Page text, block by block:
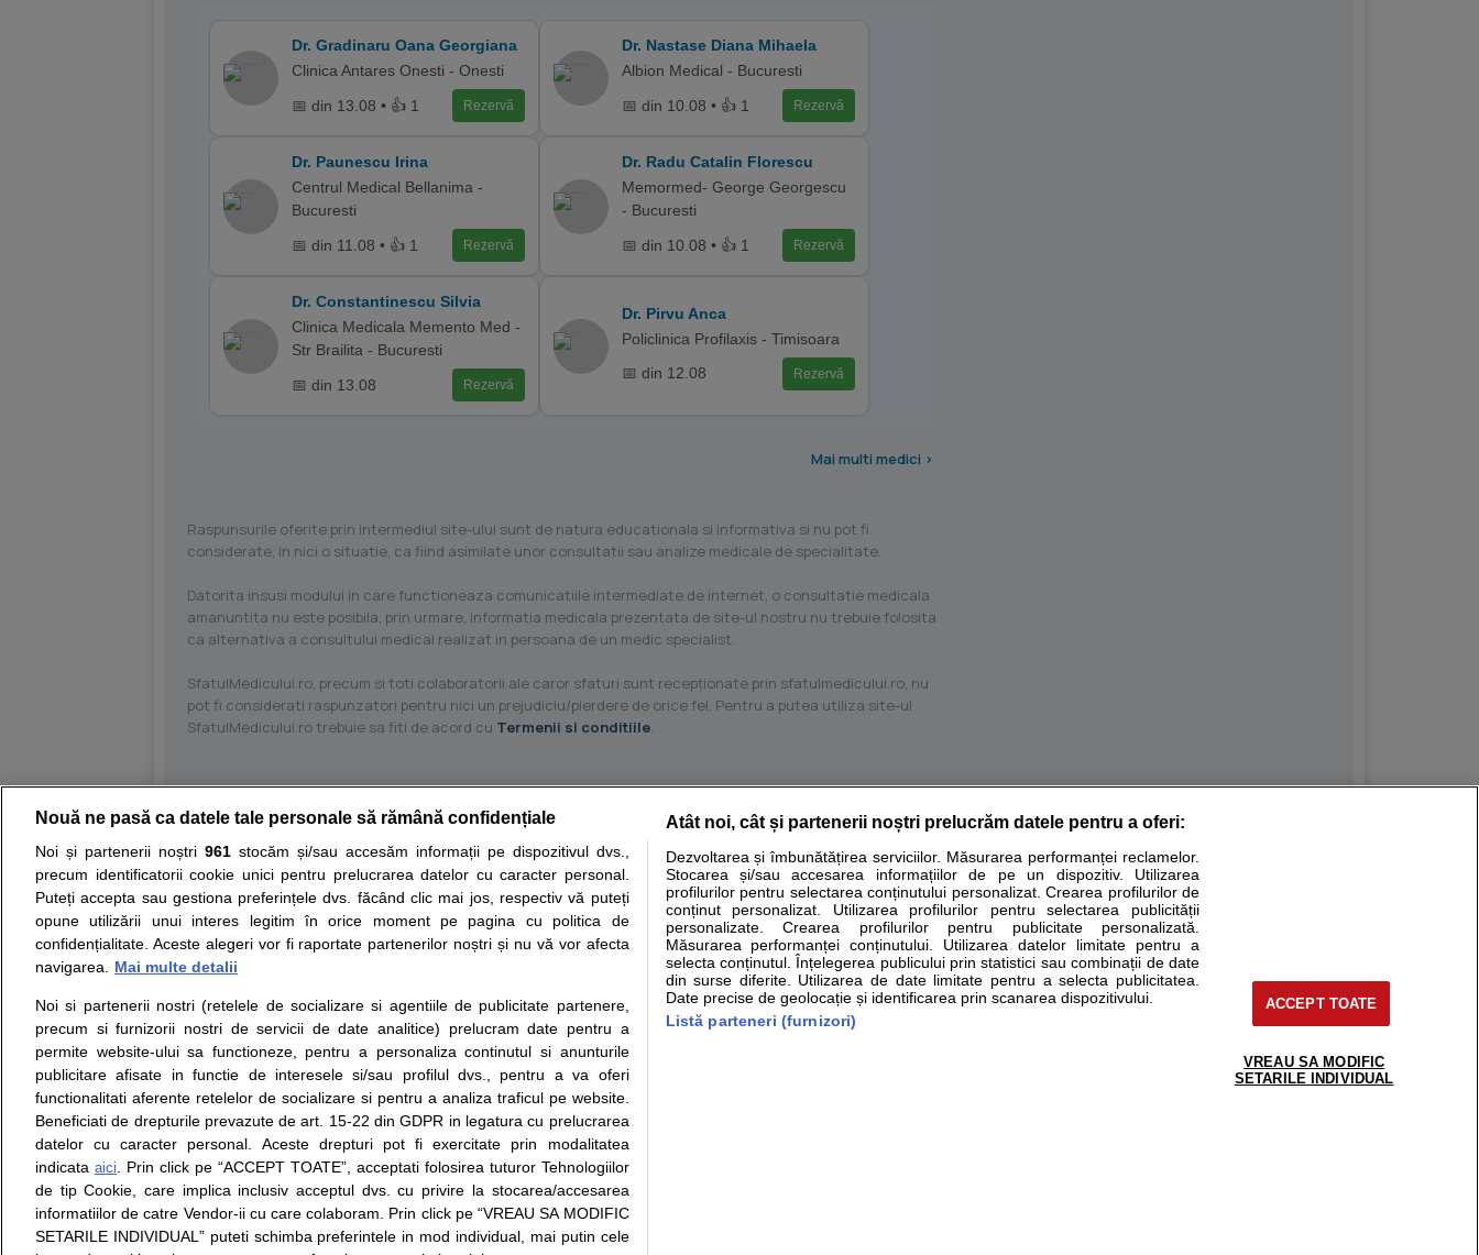
Dr. Gradinaru Oana Georgiana
Clinica Antares Onesti - Onesti
📅 din 13.08 • 👍 1
Rezervă
Dr. Nastase Diana Mihaela
Albion Medical - Bucuresti
📅 din 10.08 • 👍 1
Rezervă
Dr. Paunescu Irina
Centrul Medical Bellanima -
Bucuresti
📅 din 11.08 • 👍 1
Rezervă
Dr. Radu Catalin Florescu
Memormed- George Georgescu
- Bucuresti
📅 din 10.08 • 👍 1
Rezervă
Dr. Constantinescu Silvia
Clinica Medicala Memento Med -
Str Brailita - Bucuresti
📅 din 13.08
Rezervă
Dr. Pirvu Anca
Policlinica Profilaxis - Timisoara
📅 din 12.08
Rezervă
Mai multi medici >
Raspunsurile oferite prin intermediul site-ului sunt de natura educationala si informativa si nu pot fi
considerate, in nici o situatie, ca fiind asimilate unor consultatii sau analize medicale de specialitate.
Datorita insusi modului in care functioneaza comunicatiile intermediate de internet, o consultatie medicala
amanuntita nu este posibila, prin urmare, informatia medicala prezentata de site-ul nostru nu trebuie folosita
ca alternativa a consultului medical realizat in persoana de un medic specialist.
SfatulMedicului.ro, precum si toti colaboratorii ale caror sfaturi sunt recepţionate prin sfatulmedicului.ro, nu
pot fi considerati raspunzatori pentru nici un prejudiciu/pierdere de orice fel. Pentru a putea utiliza site-ul
SfatulMedicului.ro trebuie sa fiti de acord cu Termenii si conditiile.
Resurse: Autoevaluare simptome Interpretare analize Specialitati medicale
Opiniile avizate ale medicilor, sfaturile si orice alte informatii despre sanatate disponibile pe sfatulmedicului.ro au scop informativ si educational. Ele nu pot substitui consultul medical direct si
nici diagnosticul stabilit in urma investigatiilor si analizelor medicale. Va sfatuim, ca pe langa informatia primita pe sfatulmedicului.ro sa consultati fie medicul Dvs., fie unul dintre medicii pe care
ii punem la dispozitie pentru programare in sistemul de programari la medic Clickmed.
Despre noi
Contact
Intrebari frecvente
Consultanti
medicali
Termeni si conditii
Politica de
confidentialitate
Politica de cookie
Modifica Setarile Cookie
Drepturile consumatorului
Protectia consumatorilor -
ANPC
Solutionarea Alternativa a
Litigiilor
Info consumator: 0800.080.999
Formulare europene - CNAS
Ministerul Sanatatii - ANMDM
Parteneri
Inscriere clinica
Pentru pacient
support@sfatulmedicului.ro
0374 109 268
© Copyright © 2005 - 2026
Nouă ne pasă ca datele tale personale să rămână confidențiale
Noi și partenerii noștri 961stocăm și/sau accesăm informații pe dispozitivul dvs.,
precum identificatorii cookie unici pentru prelucrarea datelor cu caracter personal.
Puteți accepta sau gestiona preferințele dvs. făcând clic mai jos, respectiv vă puteți
opune utilizării unui interes legitim în orice moment pe pagina cu politica de
confidențialitate. Aceste alegeri vor fi raportate partenerilor noștri și nu vă vor afecta
navigarea.
Mai multe detalii
Noi si partenerii nostri (retelele de socializare si agentiile de publicitate partenere,
precum si furnizorii nostri de servicii de date analitice) prelucram date pentru a
permite website-ului sa functioneze, pentru a personaliza continutul si anunturile
publicitare afisate in functie de interesele si/sau profilul dvs., pentru a va oferi
functionalitati aferente retelelor de socializare si pentru a analiza traficul pe website.
Beneficiati de drepturile prevazute de art. 15-22 din GDPR in legatura cu prelucrarea
datelor cu caracter personal. Aceste drepturi pot fi exercitate prin modalitatea
indicata aici. Prin click pe “ACCEPT TOATE”, acceptati folosirea tuturor Tehnologiilor
de tip Cookie, care implica inclusiv acceptul dvs. cu privire la stocarea/accesarea
informatiilor de catre Vendor-ii cu care colaboram. Prin click pe “VREAU SA MODIFIC
SETARILE INDIVIDUAL” puteti schimba preferintele in mod individual, mai putin cele
Atât noi, cât și partenerii noștri prelucrăm datele pentru a oferi:
Dezvoltarea și îmbunătățirea serviciilor. Măsurarea performanței reclamelor.
Stocarea și/sau accesarea informațiilor de pe un dispozitiv. Utilizarea
profilurilor pentru selectarea conținutului personalizat. Crearea profilurilor de
conținut personalizat. Utilizarea profilurilor pentru selectarea publicității
personalizate. Crearea profilurilor pentru publicitate personalizată.
Măsurarea performanței conținutului. Utilizarea datelor limitate pentru a
selecta conținutul. Înțelegerea publicului prin statistici sau combinații de date
din surse diferite. Utilizarea de date limitate pentru a selecta publicitatea.
Date precise de geolocație și identificarea prin scanarea dispozitivului.
Listă parteneri (furnizori)
ACCEPT TOATE
VREAU SA MODIFIC
SETARILE INDIVIDUAL